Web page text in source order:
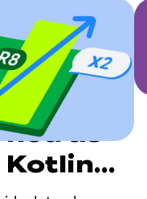
as
Kotlin